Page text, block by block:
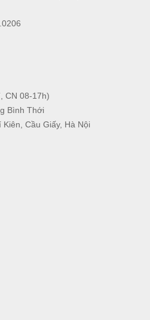
CN 08-17h)
Bình Thới
Cầu Giấy, Hà Nội